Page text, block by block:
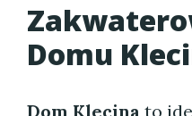
Domu
Dom Klecina to